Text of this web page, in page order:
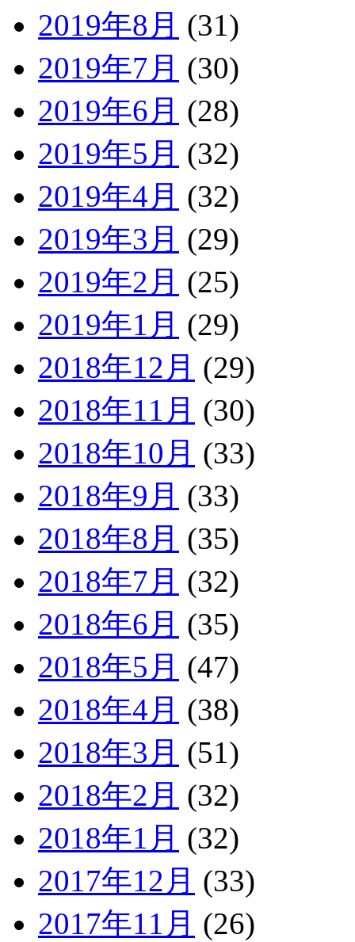
2019年8月 (31)
2019年7月 (30)
2019年6月 (28)
2019年5月 (32)
2019年4月 (32)
2019年3月 (29)
2019年2月 (25)
2019年1月 (29)
2018年12月 (29)
2018年11月 (30)
2018年10月 (33)
2018年9月 (33)
2018年8月 (35)
2018年7月 (32)
2018年6月 (35)
2018年5月 (47)
2018年4月 (38)
2018年3月 (51)
2018年2月 (32)
2018年1月 (32)
2017年12月 (33)
2017年11月 (26)